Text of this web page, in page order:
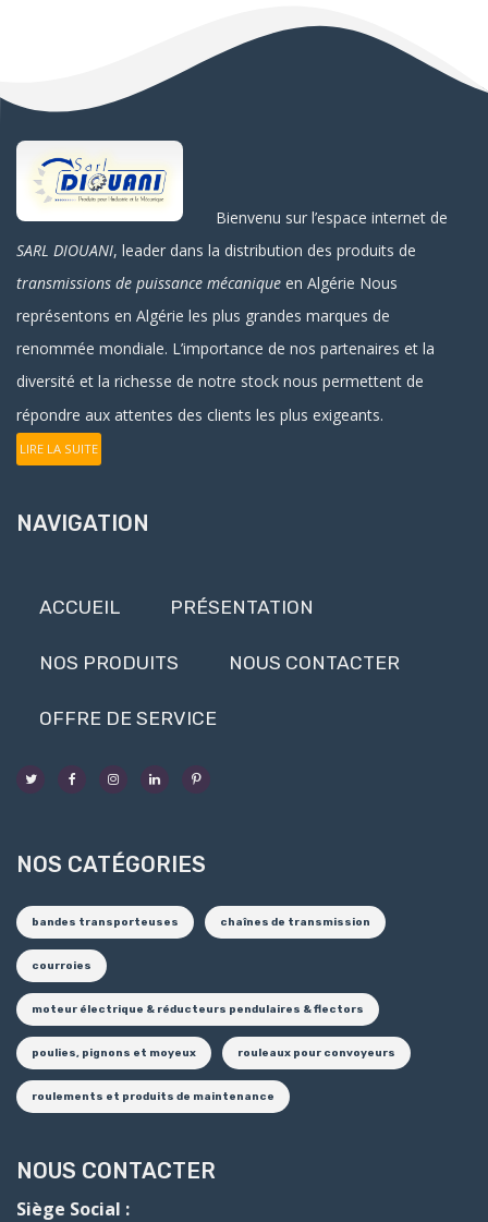
Bienvenu sur l’espace internet de
SARL DIOUANI, leader dans la distribution des produits de
transmissions de puissance mécanique en Algérie Nous
représentons en Algérie les plus grandes marques de
renommée mondiale. L’importance de nos partenaires et la
diversité et la richesse de notre stock nous permettent de
répondre aux attentes des clients les plus exigeants.
LIRE LA SUITE
NAVIGATION
ACCUEIL PRÉSENTATION
NOS PRODUITS NOUS CONTACTER
OFFRE DE SERVICE
NOS CATÉGORIES
bandes transporteuses chaînes de transmission
courroies
moteur électrique & réducteurs pendulaires & flectors
poulies, pignons et moyeux rouleaux pour convoyeurs
roulements et produits de maintenance
NOUS CONTACTER
Siège Social :